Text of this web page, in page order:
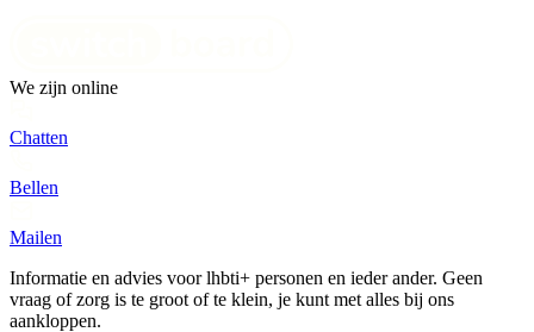
We zijn online
Chatten
Bellen
Mailen
Informatie en advies voor lhbti+ personen en ieder ander. Geen
vraag of zorg is te groot of te klein, je kunt met alles bij ons
aankloppen.